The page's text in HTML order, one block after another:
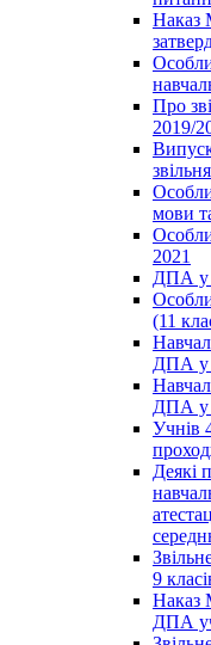
Наказ
Про
2019/
мови
2021
ДПА у
(11
ДПА у
ДПА у
Учнів
Деякі
9
Наказ
ДПА